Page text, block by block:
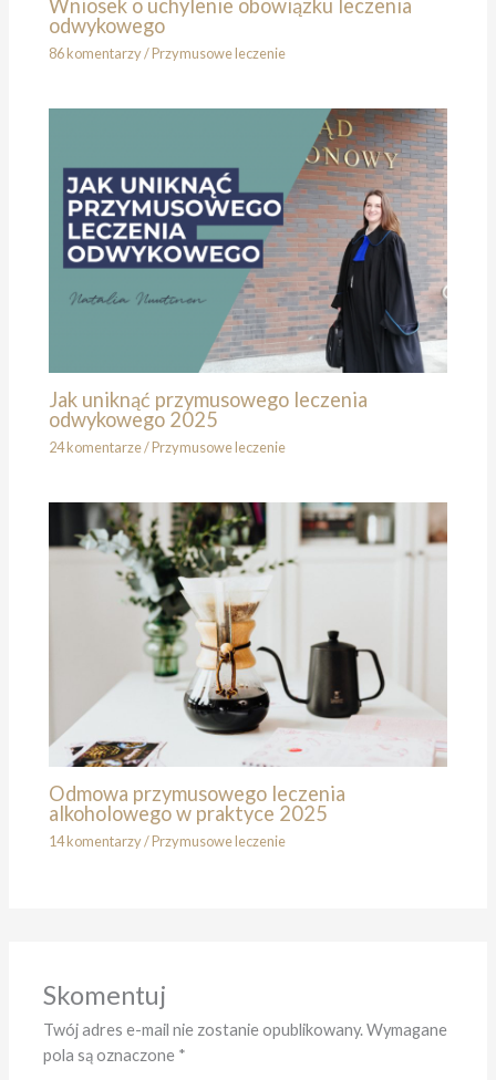
Wniosek o uchylenie obowiązku leczenia
odwykowego
86 komentarzy/Przymusowe leczenie
Jak uniknąć przymusowego leczenia
odwykowego 2025
24 komentarze/Przymusowe leczenie
Odmowa przymusowego leczenia
alkoholowego w praktyce 2025
14 komentarzy/Przymusowe leczenie
Skomentuj
Twój adres e-mail nie zostanie opublikowany.Wymagane
pola są oznaczone *